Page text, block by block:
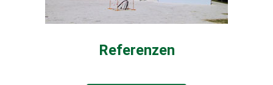
Referenzen